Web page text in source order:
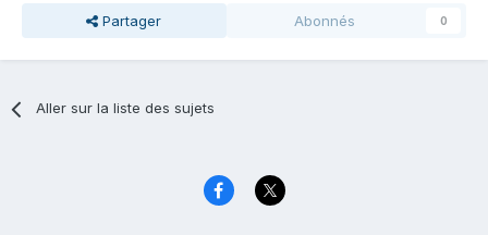
Partager Abonnés 0
Aller sur la liste des sujets